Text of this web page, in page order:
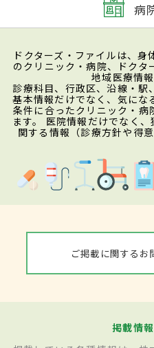
病
ドクターズ・ファイルは、
のクリニック・病院、ドクタ
地域医療情
診療科目、行政区、沿線・駅
基本情報だけでなく、気にな
条件に合ったクリニック・病
ます。 医院情報だけでなく
関する情報（診療方針や得
ご掲載に関するお
掲載情